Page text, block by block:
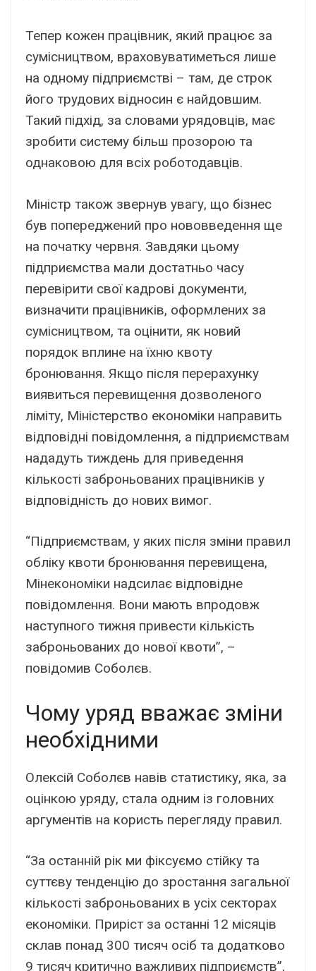
Тепер кожен працівник, який працює за
сумісництвом, враховуватиметься лише
на одному підприємстві – там, де строк
його трудових відносин є найдовшим.
Такий підхід, за словами урядовців, має
зробити систему більш прозорою та
однаковою для всіх роботодавців.
Міністр також звернув увагу, що бізнес
був попереджений про нововведення ще
на початку червня. Завдяки цьому
підприємства мали достатньо часу
перевірити свої кадрові документи,
визначити працівників, оформлених за
сумісництвом, та оцінити, як новий
порядок вплине на їхню квоту
бронювання. Якщо після перерахунку
виявиться перевищення дозволеного
ліміту, Міністерство економіки направить
відповідні повідомлення, а підприємствам
нададуть тиждень для приведення
кількості заброньованих працівників у
відповідність до нових вимог.
“Підприємствам, у яких після зміни правил
обліку квоти бронювання перевищена,
Мінекономіки надсилає відповідне
повідомлення. Вони мають впродовж
наступного тижня привести кількість
заброньованих до нової квоти”, –
повідомив Соболєв.
Чому уряд вважає зміни
необхідними
Олексій Соболєв навів статистику, яка, за
оцінкою уряду, стала одним із головних
аргументів на користь перегляду правил.
“За останній рік ми фіксуємо стійку та
суттєву тенденцію до зростання загальної
кількості заброньованих в усіх секторах
економіки. Приріст за останні 12 місяців
склав понад 300 тисяч осіб та додатково
9 тисяч критично важливих підприємств”,